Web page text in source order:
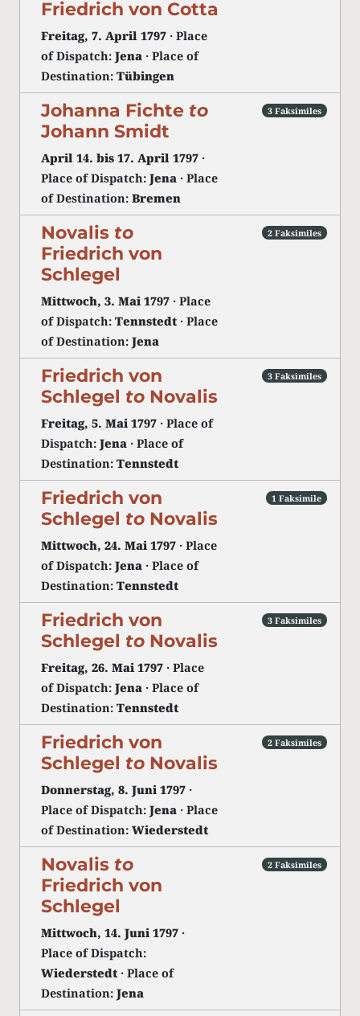
Friedrich von Cotta
Freitag, 7. April 1797 · Place
of Dispatch: Jena · Place of
Destination: Tübingen
Johanna Fichte to
Johann Smidt
April 14. bis 17. April 1797 ·
Place of Dispatch: Jena · Place
of Destination: Bremen
3 Faksimiles
Novalis to
Friedrich von
Schlegel
Mittwoch, 3. Mai 1797 · Place
of Dispatch: Tennstedt · Place
of Destination: Jena
2 Faksimiles
Friedrich von
Schlegel to Novalis
Freitag, 5. Mai 1797 · Place of
Dispatch: Jena · Place of
Destination: Tennstedt
3 Faksimiles
Friedrich von
Schlegel to Novalis
Mittwoch, 24. Mai 1797 · Place
of Dispatch: Jena · Place of
Destination: Tennstedt
1 Faksimile
Friedrich von
Schlegel to Novalis
Freitag, 26. Mai 1797 · Place
of Dispatch: Jena · Place of
Destination: Tennstedt
3 Faksimiles
Friedrich von
Schlegel to Novalis
Donnerstag, 8. Juni 1797 ·
Place of Dispatch: Jena · Place
of Destination: Wiederstedt
2 Faksimiles
Novalis to
Friedrich von
Schlegel
Mittwoch, 14. Juni 1797 ·
Place of Dispatch:
Wiederstedt · Place of
Destination: Jena
2 Faksimiles